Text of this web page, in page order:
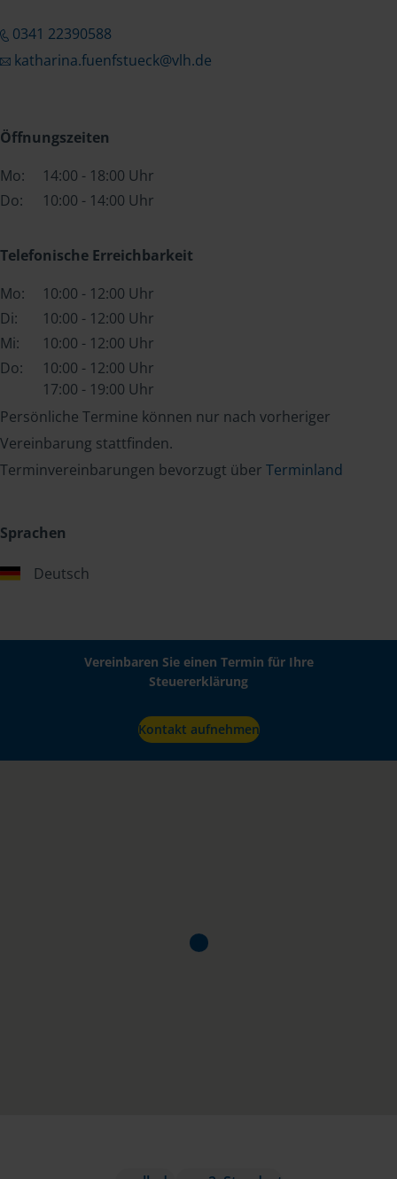
0341 22390588
katharina.fuenfstueck@vlh.de
Öffnungszeiten
Mo:
14:00 - 18:00 Uhr
Do:
10:00 - 14:00 Uhr
Telefonische Erreichbarkeit
Mo:
10:00 - 12:00 Uhr
Di:
10:00 - 12:00 Uhr
Mi:
10:00 - 12:00 Uhr
Do:
10:00 - 12:00 Uhr
17:00 - 19:00 Uhr
Persönliche Termine können nur nach vorheriger
Vereinbarung stattfinden.
Terminvereinbarungen bevorzugt über Terminland
Sprachen
Deutsch
Vereinbaren Sie einen Termin für Ihre
Steuererklärung
Kontakt aufnehmen